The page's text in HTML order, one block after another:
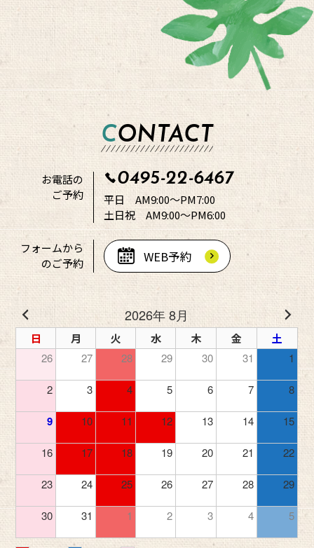
CONTACT
お電話の
ご予約
0495-22-6467
平日 AM9:00～PM7:00
土日祝 AM9:00～PM6:00
フォームから
のご予約
WEB予約
2026年 8月
日 月 火 水 木 金
土
26
27 28 29 30 31 1
2 3 4 5 6 7 8
9 10 11 12 13 14 15
16 17 18 19 20 21 22
23 24 25 26 27 28 29
30 31 1 2 3 4 5